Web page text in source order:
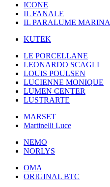
ICONE
IL FANALE
IL PARALUME MARINA
KUTEK
LE PORCELLANE
LEONARDO SCAGLI
LOUIS POULSEN
LUCIENNE MONIQUE
LUMEN CENTER
LUSTRARTE
MARSET
Martinelli Luce
NEMO
NORLYS
OMA
ORIGINAL BTC